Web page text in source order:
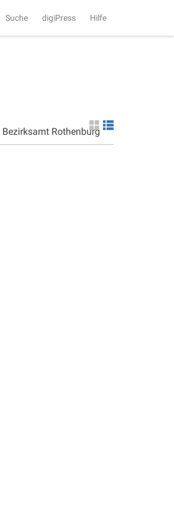
Suche digiPress Hilfe
Rothenburg